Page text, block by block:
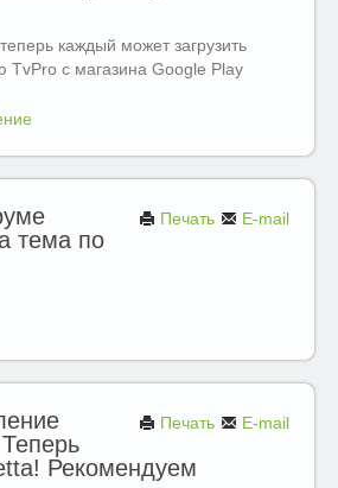
каждый может загрузить
TvPro с магазина Google Play
E-mail
Печать
тема по
E-mail
Печать
Рекомендуем